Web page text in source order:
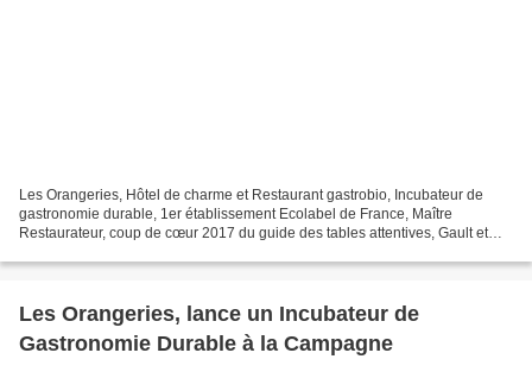
Les Orangeries, Hôtel de charme et Restaurant gastrobio, Incubateur de
gastronomie durable, 1er établissement Ecolabel de France, Maître
Restaurateur, coup de cœur 2017 du guide des tables attentives, Gault et
Les Orangeries, lance un Incubateur de
Gastronomie Durable à la Campagne